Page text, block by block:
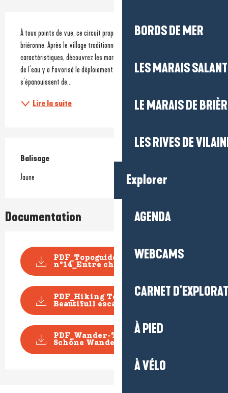
BORDS DE MER
LES MARAIS
LE MARAIS DE
LES RIVES DE
Explorer
AGENDA
WEBCAMS
CARNET
À PIED
À VÉLO
Description
À tous points de vue, ce circuit propose une immersion dans l’ambiance
briéronne. Après le village traditionnel de Kerhinet et ses chaumières si
caractéristiques, découvrez les marais des Faillies Brières. La présence
de l’eau y a favorisé le déploiement d’une nature luxuriante où
s’épanouissent de...
Lire la suite
Balisage
Jaune
Documentation
PDF_Topoguide RANDO_Fiche
n°14_Entre chaumières...
PDF_Hiking Topoguide
Beautifull escape_File n14...
PDF_Wander-Topoführer
Schöne Wanderausfluge_Dat...